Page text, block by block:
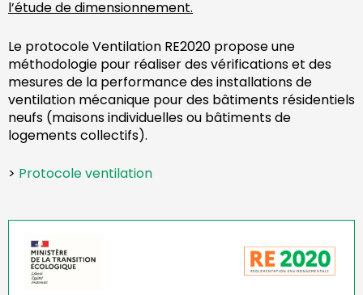
l’étude de dimensionnement.
Le protocole Ventilation RE2020 propose une
méthodologie pour réaliser des vérifications et des
mesures de la performance des installations de
ventilation mécanique pour des bâtiments résidentiels
neufs (maisons individuelles ou bâtiments de
logements collectifs).
> Protocole ventilation